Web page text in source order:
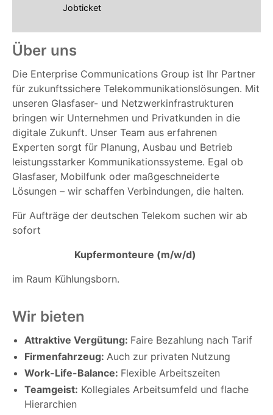
Über uns
Die Enterprise Communications Group ist Ihr Partner
für zukunftssichere Telekommunikationslösungen. Mit
unseren Glasfaser- und Netzwerkinfrastrukturen
bringen wir Unternehmen und Privatkunden in die
digitale Zukunft. Unser Team aus erfahrenen
Experten sorgt für Planung, Ausbau und Betrieb
leistungsstarker Kommunikationssysteme. Egal ob
Glasfaser, Mobilfunk oder maßgeschneiderte
Lösungen – wir schaffen Verbindungen, die halten.
Für Aufträge der deutschen Telekom suchen wir ab
sofort
Kupfermonteure (m/w/d)
im Raum Kühlungsborn.
Wir bieten
Attraktive Vergütung: Faire Bezahlung nach Tarif
Firmenfahrzeug: Auch zur privaten Nutzung
Work-Life-Balance: Flexible Arbeitszeiten
Teamgeist: Kollegiales Arbeitsumfeld und flache
Hierarchien
Jobticket